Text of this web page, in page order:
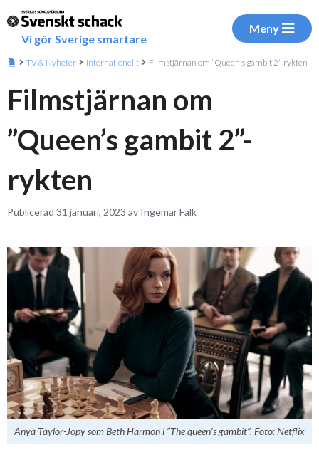
Vi gör Sverige smartare
Meny
TV & Nyheter Internationellt Filmstjärnan om ”Queen’s gambit 2”-rykten
Filmstjärnan om
”Queen’s gambit 2”-
rykten
Publicerad 31 januari, 2023 av Ingemar Falk
Anya Taylor-Jopy som Beth Harmon i ”The queen’s gambit”. Foto: Netflix